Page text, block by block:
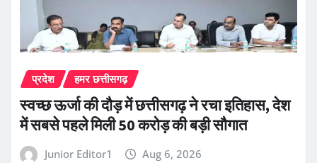
प्रदेश हमर छत्तीसगढ़
स्वच्छ ऊर्जा की दौड़ में छत्तीसगढ़ ने रचा इतिहास, देश
में सबसे पहले मिली 50 करोड़ की बड़ी सौगात
Junior Editor1 Aug 6, 2026